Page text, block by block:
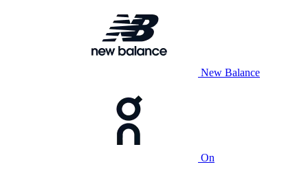
New Balance
On